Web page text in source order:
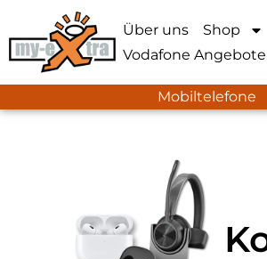
Über uns Shop
Vodafone Angebote
Mobiltelefone